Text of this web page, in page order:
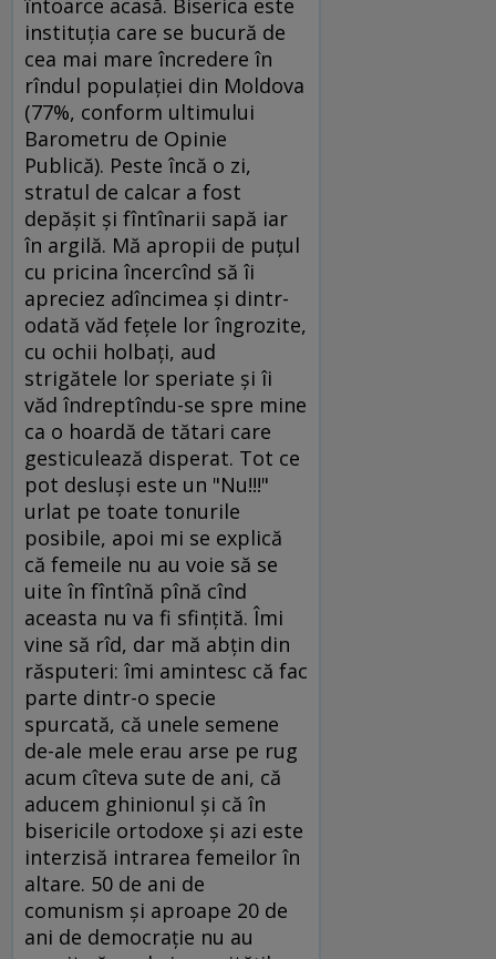
întoarce acasă. Biserica este
instituţia care se bucură de
cea mai mare încredere în
rîndul populaţiei din Moldova
(77%, conform ultimului
Barometru de Opinie
Publică). Peste încă o zi,
stratul de calcar a fost
depăşit şi fîntînarii sapă iar
în argilă. Mă apropii de puţul
cu pricina încercînd să îi
apreciez adîncimea şi dintr-
odată văd feţele lor îngrozite,
cu ochii holbaţi, aud
strigătele lor speriate şi îi
văd îndreptîndu-se spre mine
ca o hoardă de tătari care
gesticulează disperat. Tot ce
pot desluşi este un "Nu!!!"
urlat pe toate tonurile
posibile, apoi mi se explică
că femeile nu au voie să se
uite în fîntînă pînă cînd
aceasta nu va fi sfinţită. Îmi
vine să rîd, dar mă abţin din
răsputeri: îmi amintesc că fac
parte dintr-o specie
spurcată, că unele semene
de-ale mele erau arse pe rug
acum cîteva sute de ani, că
aducem ghinionul şi că în
bisericile ortodoxe şi azi este
interzisă intrarea femeilor în
altare. 50 de ani de
comunism şi aproape 20 de
ani de democraţie nu au